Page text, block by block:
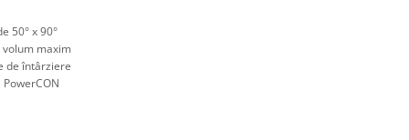
50° x 90°
maxim
de întârziere